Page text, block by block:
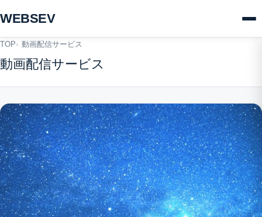
ツ
キ
ッ
プ
WEBSEV
TOP 動画配信サービス
動画配信サービス